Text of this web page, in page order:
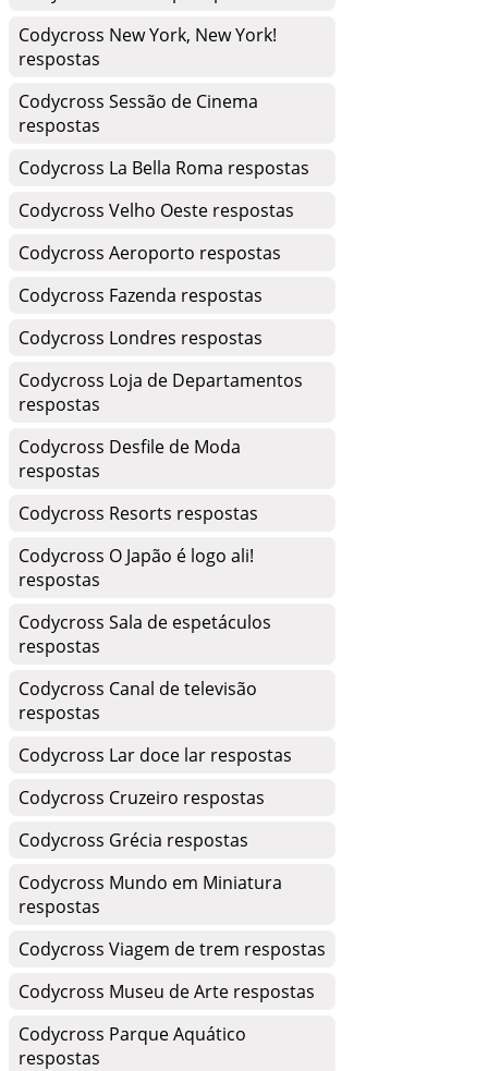
Codycross New York, New York!
respostas
Codycross Sessão de Cinema
respostas
Codycross La Bella Roma respostas
Codycross Velho Oeste respostas
Codycross Aeroporto respostas
Codycross Fazenda respostas
Codycross Londres respostas
Codycross Loja de Departamentos
respostas
Codycross Desfile de Moda
respostas
Codycross Resorts respostas
Codycross O Japão é logo ali!
respostas
Codycross Sala de espetáculos
respostas
Codycross Canal de televisão
respostas
Codycross Lar doce lar respostas
Codycross Cruzeiro respostas
Codycross Grécia respostas
Codycross Mundo em Miniatura
respostas
Codycross Viagem de trem respostas
Codycross Museu de Arte respostas
Codycross Parque Aquático
respostas